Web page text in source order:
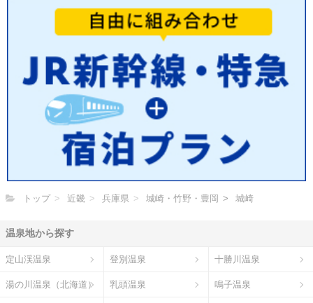
トップ 近畿 兵庫県 城崎・竹野・豊岡 城崎
温泉地から探す
定山渓温泉 登別温泉 十勝川温泉
湯の川温泉（北海道） 乳頭温泉 鳴子温泉